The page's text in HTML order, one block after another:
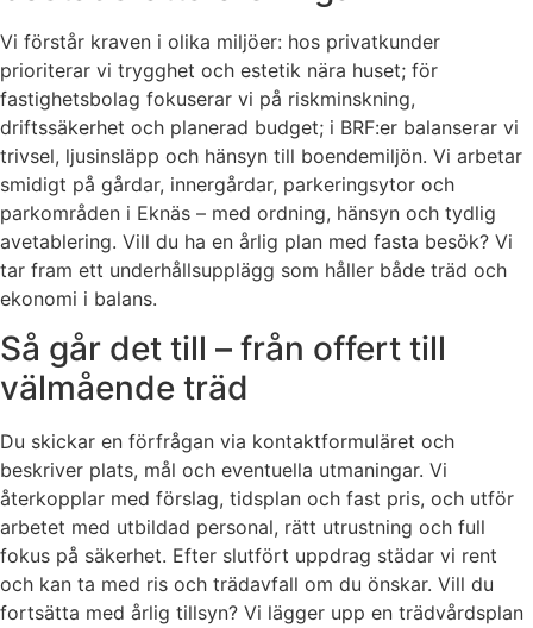
Vi förstår kraven i olika miljöer: hos privatkunder
prioriterar vi trygghet och estetik nära huset; för
fastighetsbolag fokuserar vi på riskminskning,
driftssäkerhet och planerad budget; i BRF:er balanserar vi
trivsel, ljusinsläpp och hänsyn till boendemiljön. Vi arbetar
smidigt på gårdar, innergårdar, parkeringsytor och
parkområden i Eknäs – med ordning, hänsyn och tydlig
avetablering. Vill du ha en årlig plan med fasta besök? Vi
tar fram ett underhållsupplägg som håller både träd och
ekonomi i balans.
Så går det till – från offert till
välmående träd
Du skickar en förfrågan via kontaktformuläret och
beskriver plats, mål och eventuella utmaningar. Vi
återkopplar med förslag, tidsplan och fast pris, och utför
arbetet med utbildad personal, rätt utrustning och full
fokus på säkerhet. Efter slutfört uppdrag städar vi rent
och kan ta med ris och trädavfall om du önskar. Vill du
fortsätta med årlig tillsyn? Vi lägger upp en trädvårdsplan